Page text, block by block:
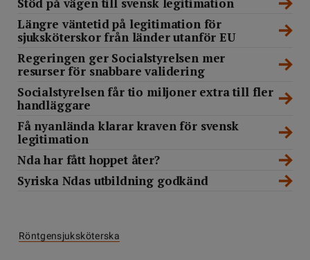
Längre väntetid på legitimation för
sjuksköterskor från länder utanför EU
Regeringen ger Socialstyrelsen mer
resurser för snabbare validering
Socialstyrelsen får tio miljoner extra till fler
handläggare
Få nyanlända klarar kraven för svensk
legitimation
Nda har fått hoppet åter?
Syriska Ndas utbildning godkänd
Röntgensjuksköterska